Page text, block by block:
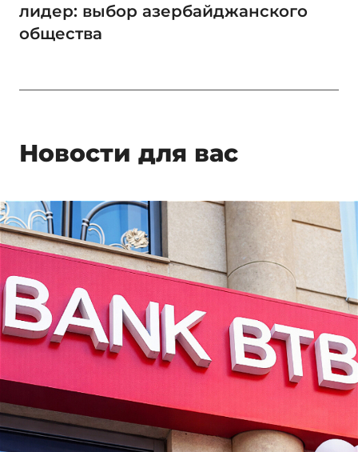
лидер: выбор азербайджанского
общества
Новости для вас